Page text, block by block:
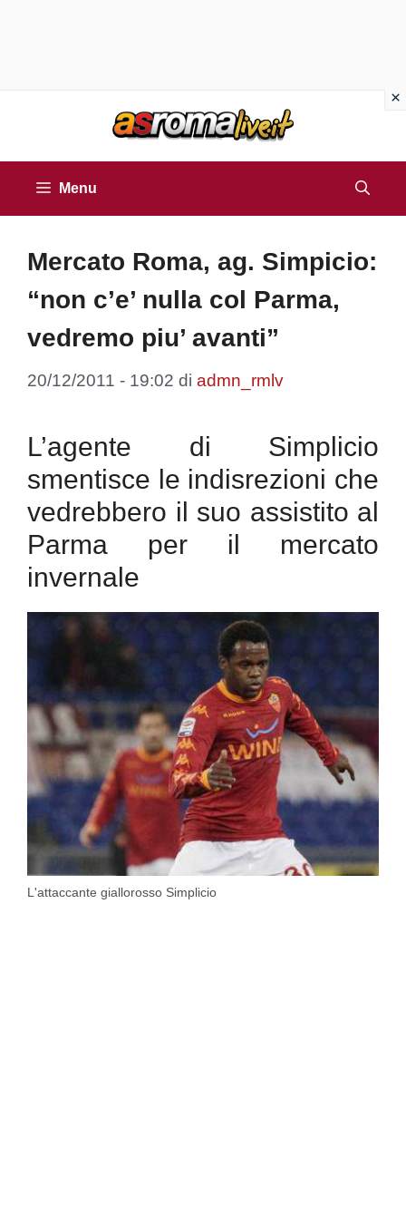
Menu
Mercato Roma, ag. Simpicio:
“non c’e’ nulla col Parma,
vedremo piu’ avanti”
20/12/2011 - 19:02 di admn_rmlv
L’agente di Simplicio
smentisce le indisrezioni che
vedrebbero il suo assistito al
Parma per il mercato
invernale
L'attaccante giallorosso Simplicio